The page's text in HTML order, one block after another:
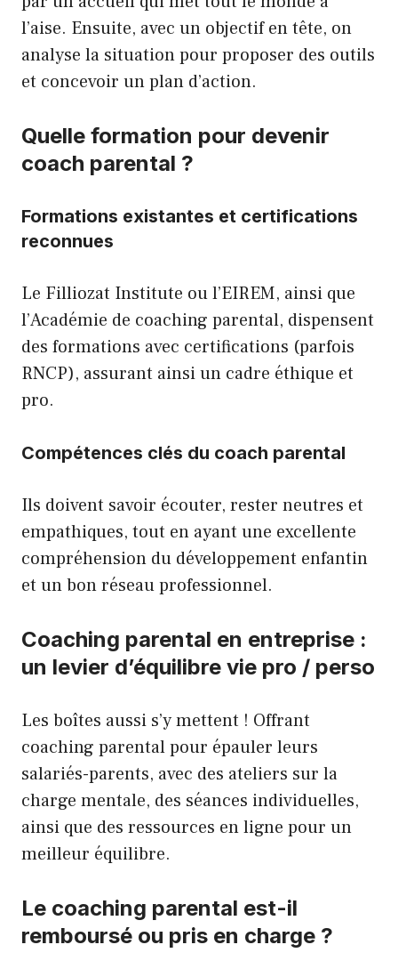
l’aise. Ensuite, avec un objectif en tête, on
analyse la situation pour proposer des outils
et concevoir un plan d’action.
Quelle formation pour devenir
coach parental ?
Formations existantes et certifications
reconnues
Le Filliozat Institute ou l’EIREM, ainsi que
l’Académie de coaching parental, dispensent
des formations avec certifications (parfois
RNCP), assurant ainsi un cadre éthique et
pro.
Compétences clés du coach parental
Ils doivent savoir écouter, rester neutres et
empathiques, tout en ayant une excellente
compréhension du développement enfantin
et un bon réseau professionnel.
Coaching parental en entreprise :
un levier d’équilibre vie pro / perso
Les boîtes aussi s’y mettent ! Offrant
coaching parental pour épauler leurs
salariés-parents, avec des ateliers sur la
charge mentale, des séances individuelles,
ainsi que des ressources en ligne pour un
meilleur équilibre.
Le coaching parental est-il
remboursé ou pris en charge ?